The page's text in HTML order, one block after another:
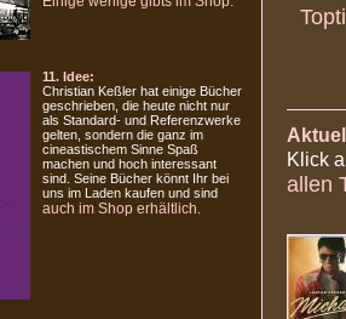
11. Idee:
Christian Keßler hat einige Bücher
geschrieben, die heute nicht nur
als Standard- und Referenzwerke
gelten, sondern die ganz im
cineastischem Sinne Spaß
machen und hoch interessant
sind. Seine Bücher könnt Ihr bei
uns im Laden kaufen und sind
auch im Shop erhältlich.
Klick
allen